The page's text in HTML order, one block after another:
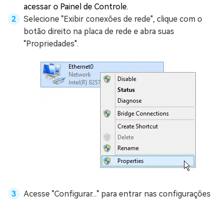
acessar o Painel de Controle.
Selecione "Exibir conexões de rede", clique com o
botão direito na placa de rede e abra suas
"Propriedades".
Acesse "Configurar..." para entrar nas configurações